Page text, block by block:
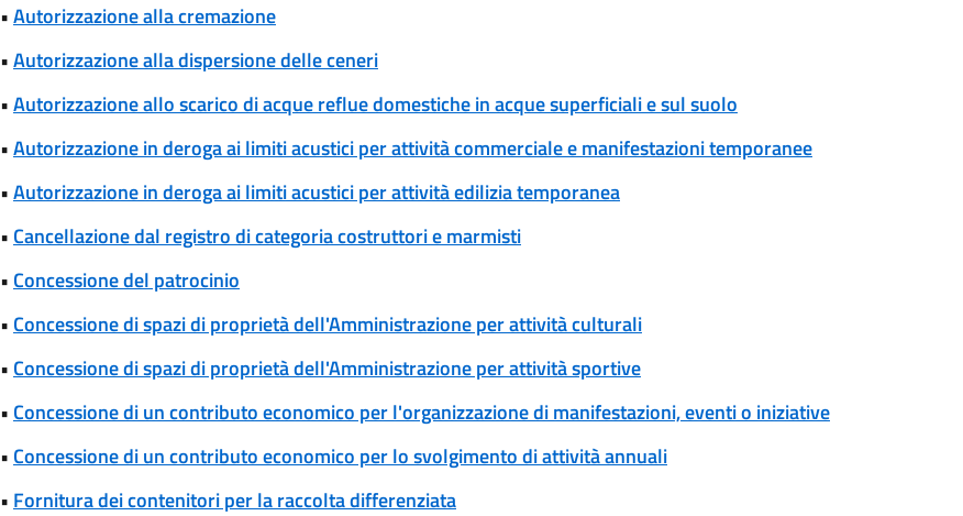
•Autorizzazione alla cremazione
•Autorizzazione alla dispersione delle ceneri
•Autorizzazione allo scarico di acque reflue domestiche in acque superficiali e sul suolo
•Autorizzazione in deroga ai limiti acustici per attività commerciale e manifestazioni temporanee
•Autorizzazione in deroga ai limiti acustici per attività edilizia temporanea
• Cancellazione dal registro di categoria costruttori e marmisti
• Concessione del patrocinio
• Concessione di spazi di proprietà dell'Amministrazione per attività culturali
• Concessione di spazi di proprietà dell'Amministrazione per attività sportive
• Concessione di un contributo economico per l'organizzazione di manifestazioni, eventi o iniziative
• Concessione di un contributo economico per lo svolgimento di attività annuali
• Fornitura dei contenitori per la raccolta differenziata